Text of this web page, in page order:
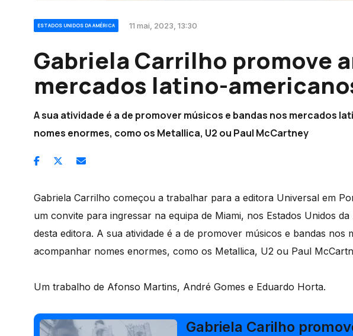
ESTADOS UNIDOS DA AMÉRICA 11 mai, 2023, 13:30
Gabriela Carrilho promove
mercados latino-
A sua atividade é a de promover músicos e bandas nos mercados
nomes enormes, como os Metallica, U2 ou Paul McCartney
Gabriela Carrilho começou a trabalhar para a editora Universal em
um convite para ingressar na equipa de Miami, nos Estados Unidos
desta editora. A sua atividade é a de promover músicos e bandas nos
acompanhar nomes enormes, como os Metallica, U2 ou Paul
Um trabalho de Afonso Martins, André Gomes e Eduardo Horta.
Gabriela Carilho